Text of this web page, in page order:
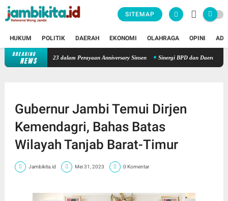
SITEMAP
HUKUM POLITIK DAERAH EKONOMI OLAHRAGA OPINI
BREAKING
NEWS
Donor Darah ke-23 dalam Perayaan Anniversary Sinsen Sinergi BPD dan Daerah:
Gubernur Jambi Temui Dirjen
Kemendagri, Bahas Batas
Wilayah Tanjab Barat-Timur
Jambikita.id Mei 31, 2023 0 Komentar